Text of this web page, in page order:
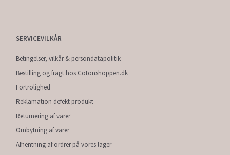
SERVICEVILKÅR
Betingelser, vilkår & persondatapolitik
Bestilling og fragt hos Cotonshoppen.dk
Fortrolighed
Reklamation defekt produkt
Returnering af varer
Ombytning af varer
Afhentning af ordrer på vores lager